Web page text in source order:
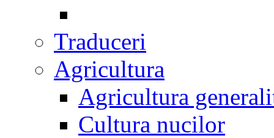
Traduceri
Agricultura
Agricultura
Cultura nucilor